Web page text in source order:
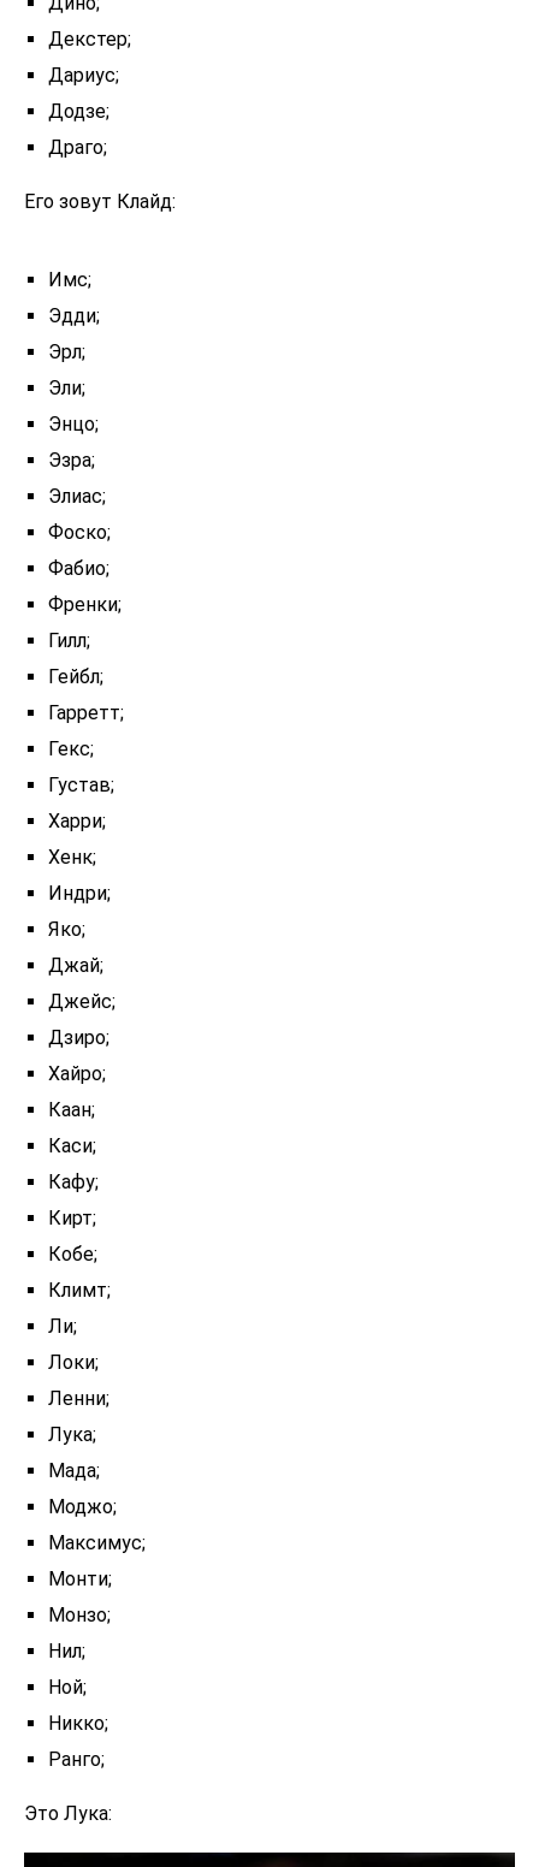
Декстер;
Дариус;
Додзе;
Драго;
Его зовут Клайд:
Имс;
Эдди;
Эрл;
Эли;
Энцо;
Эзра;
Элиас;
Фоско;
Фабио;
Френки;
Гилл;
Гейбл;
Гарретт;
Гекс;
Густав;
Харри;
Хенк;
Индри;
Яко;
Джай;
Джейс;
Дзиро;
Хайро;
Каан;
Каси;
Кафу;
Кирт;
Кобе;
Климт;
Ли;
Локи;
Ленни;
Лука;
Мада;
Моджо;
Максимус;
Монти;
Монзо;
Нил;
Ной;
Никко;
Ранго;
Это Лука: